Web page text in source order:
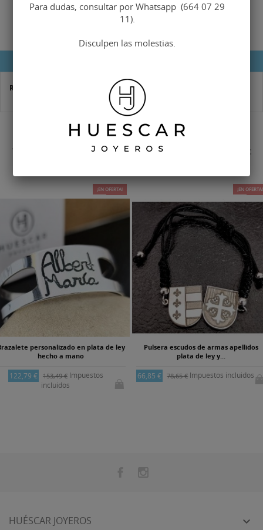
Referencia
16 OTROS PRODUCTOS EN LA MISMA CATEGORÍA:
-20%
¡EN OFERTA!
personalizado en plata de ley
hecho a mano
122,79 € 153,49 €Impuestos
incluidos
-15%
¡EN OFERTA!
Pulsera escudos de armas apellidos
plata de ley y...
66,85 € 78,65 € Impuestos incluidos
HUÉSCAR JOYEROS 
Para dudas, consultar por Whatsapp (664 07 29
11).
Disculpen las molestias.